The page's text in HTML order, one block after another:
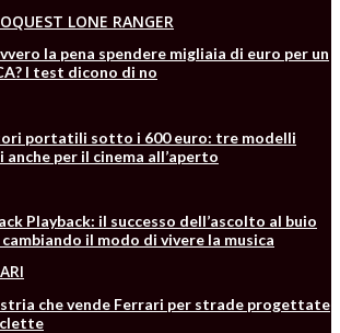
la pena spendere migliaia di euro per un
I test dicono di no
portatili sotto i 600 euro: tre modelli
per il cinema all’aperto
Playback: il successo dell’ascolto al buio
il modo di vivere la musica
che vende Ferrari per strade progettate